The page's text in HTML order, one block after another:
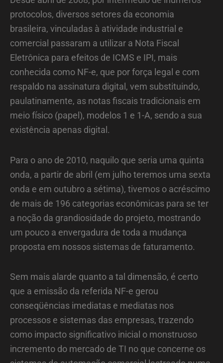
protocolos, diversos setores da economia
brasileira, vinculadas à atividade industrial e
comercial passaram a utilizar a Nota Fiscal
Eletrônica para efeitos de ICMS e IPI, mais
conhecida como NF-e, que por força legal e com
respaldo na assinatura digital, vem substituindo,
paulatinamente, as notas fiscais tradicionais em
meio físico (papel), modelos 1 e 1-A, sendo a sua
existência apenas digital.
Para o ano de 2010, naquilo que seria uma quinta
onda, a partir de abril (em julho teremos uma sexta
onda e em outubro a sétima), tivemos o acréscimo
de mais de 196 categorias econômicas para se ter
a noção da grandiosidade do projeto, mostrando
um pouco a envergadura de toda a mudança
proposta em nossos sistemas de faturamento.
Sem mais alarde quanto a tal dimensão, é certo
que a emissão da referida NF-e gerou
conseqüências imediatas e mediatas nos
processos e sistemas das empresas, trazendo
como impacto significativo inicial o monstruoso
incremento do mercado de TI no que concerne os